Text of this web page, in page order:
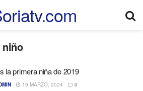
la primera niña de 2019
19 MARZO, 2024 0